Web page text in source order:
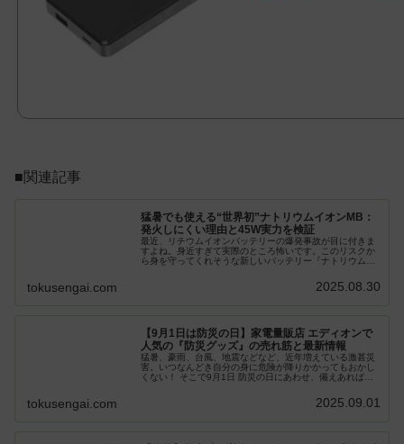
■関連記事
猛暑でも使える“世界初”ナトリウムイオンMB：
発火しにくい理由と45W実力を検証
最近、リチウムイオンバッテリーの爆発事故が目に付きま
すよね。身近すぎて実際のところ怖いです。このリスクか
ら身を守ってくれそうな新しいバッテリー『ナトリウムイ
tokusengai.com 2025.08.30
【9月1日は防災の日】家電量販店 エディオンで
人気の『防災グッズ』の売れ筋と最新情報
猛暑、豪雨、台風、地震などなど、近年増えている激甚災
害。いつなんどき自分の身に危険が降りかかってもおかし
くない！ そこで9月1日 防災の日にあわせ、備えあれば憂
tokusengai.com 2025.09.01